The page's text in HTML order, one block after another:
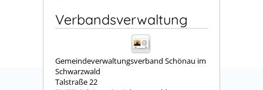
Verbandsverwaltung
Gemeindeverwaltungsverband Schönau im
Schwarzwald
Talstraße 22